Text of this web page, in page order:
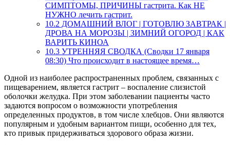
СИМПТОМЫ, ПРИЧИНЫ гастрита. Как НЕ
НУЖНО лечить гастрит.
10.2 ДОМАШНИЙ ВЛОГ | ГОТОВЛЮ ЗАВТРАК |
ДРОВА НА МОРОЗЫ | ЗИМНИЙ ОГОРОД | КАК
ВАРИТЬ КИНОА
10.3 УТРЕННЯЯ СВОДКА (Сводки 17 января
08:30) Что происходит в настоящее время…
Одной из наиболее распространенных проблем, связанных с
пищеварением, является гастрит – воспаление слизистой
оболочки желудка. При этом заболевании пациенты часто
задаются вопросом о возможности употребления
определенных продуктов, в том числе хлебцов. Они являются
популярным и удобным вариантом пищи, особенно для тех,
кто привык придерживаться здорового образа жизни.